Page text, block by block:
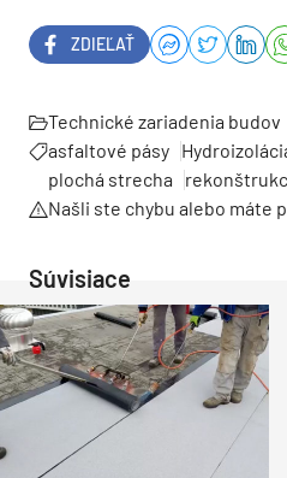
ZDIEĽAŤ
Technické zariadenia budov
asfaltové pásy
plochá strecha
Našli ste chybu alebo máte
Súvisiace